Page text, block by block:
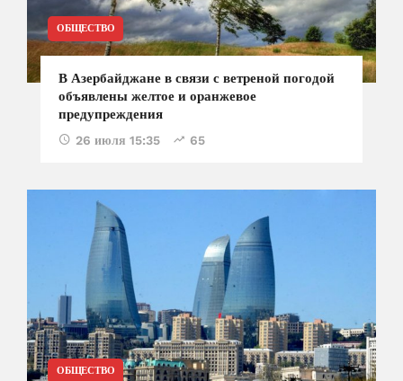
ОБЩЕСТВО
В Азербайджане в связи с ветреной погодой
объявлены желтое и оранжевое
предупреждения
26 июля 15:35 65
ОБЩЕСТВО